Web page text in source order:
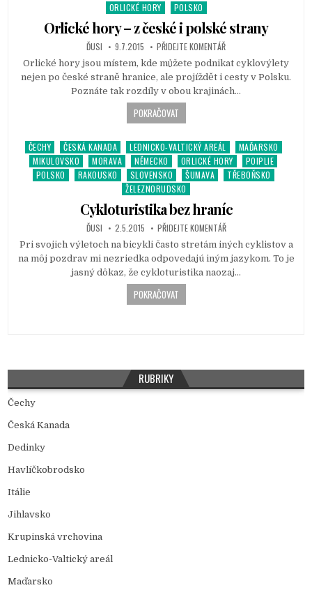
P
s
t
e
d
i
ORLICKÉ HORY POLSKO
Orlické hory – z české i polské strany
ĎUSI 9.7.2015 PŘIDEJTE KOMENTÁŘ
Orlické hory jsou místem, kde můžete podnikat cyklovýlety
nejen po české straně hranice, ale projíždět i cesty v Polsku.
Poznáte tak rozdíly v obou krajinách…
POKRAČOVAT
P
n
ČECHY ČESKÁ KANADA LEDNICKO-VALTICKÝ AREÁL
MAĎARSKO
MIKULOVSKO
MORAVA NĚMECKO ORLICKÉ HORY
POIPLIE
POLSKO
RAKOUSKO SLOVENSKO ŠUMAVA
TŘEBOŇSKO
ŽELEZNORUDSKO
Cykloturistika bez hraníc
ĎUSI 2.5.2015 PŘIDEJTE KOMENTÁŘ
Pri svojich výletoch na bicykli často stretám iných cyklistov a
na môj pozdrav mi nezriedka odpovedajú iným jazykom. To je
jasný dôkaz, že cykloturistika naozaj…
POKRAČOVAT
RUBRIKY
Čechy
Česká Kanada
Dedinky
Havlíčkobrodsko
Itálie
Jihlavsko
Krupinská vrchovina
Lednicko-Valtický areál
Maďarsko